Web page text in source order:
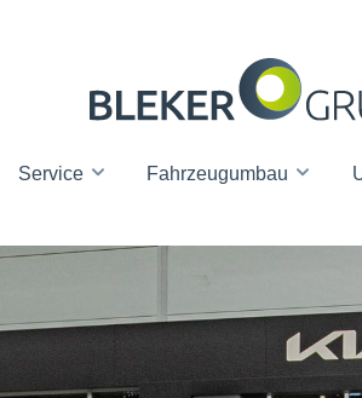
Service Fahrzeugumbau